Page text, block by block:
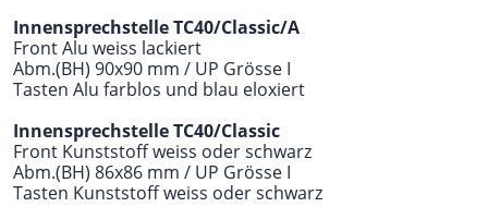
Innensprechstelle TC40/Classic/A
Front Alu weiss lackiert
Abm.(BH) 90x90 mm / UP Grösse I
Tasten Alu farblos und blau eloxiert
Innensprechstelle TC40/Classic
Front Kunststoff weiss oder schwarz
Abm.(BH) 86x86 mm / UP Grösse I
Tasten Kunststoff weiss oder schwarz